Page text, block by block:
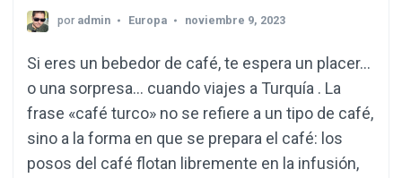
por admin Europa noviembre 9, 2023
Si eres un bebedor de café, te espera un placer…
o una sorpresa… cuando viajes a Turquía . La
frase «café turco» no se refiere a un tipo de café,
sino a la forma en que se prepara el café: los
posos del café flotan libremente en la infusión,